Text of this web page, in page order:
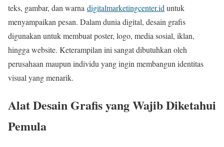
teks, gambar, dan warna digitalmarketingcenter.id untuk
menyampaikan pesan. Dalam dunia digital, desain grafis
digunakan untuk membuat poster, logo, media sosial, iklan,
hingga website. Keterampilan ini sangat dibutuhkan oleh
perusahaan maupun individu yang ingin membangun identitas
visual yang menarik.
Alat Desain Grafis yang Wajib Diketahui
Pemula